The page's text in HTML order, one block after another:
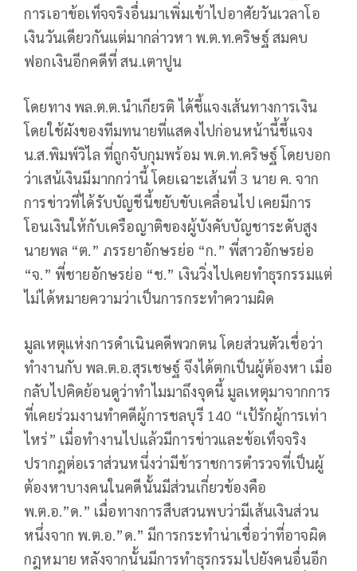
การเอาข้อเท็จจริงอื่นมาเพิ่มเข้าไปอาศัยวันเวลาโอ
เงินวันเดียวกันแต่มากล่าวหา พ.ต.ท.คริษฐ์ สมคบ
ฟอกเงินอีกคดีที่ สน.เตาปูน
โดยทาง พล.ต.ต.นำเกียรติ ได้ชี้แจงเส้นทางการเงิน
โดยใช้ผังของทีมทนายที่แสดงไปก่อนหน้านี้ชี้แจง
น.ส.พิมพ์วิไล ที่ถูกจับกุมพร้อม พ.ต.ท.คริษฐ์ โดยบอก
ว่าเสน้เงินมีมากกว่านี้ โดยเฉาะเส้นที่ 3 นาย ค. จาก
การข่าวที่ได้รับบัญชีนี้ขยับขับเคลื่อนไป เคยมีการ
โอนเงินให้กับเครือญาติของผู้บังคับบัญชาระดับสูง
นายพล “ต.” ภรรยาอักษรย่อ “ก.” พี่สาวอักษรย่อ
“จ.” พี่ชายอักษรย่อ “ช.” เงินวิ่งไปเคยทำธุรกรรมแต่
ไม่ได้หมายความว่าเป็นการกระทำความผิด
มูลเหตุแห่งการดำเนินคดีพวกตน โดยส่วนตัวเชื่อว่า
ทำงานกับ พล.ต.อ.สุรเชษฐ์ จึงได้ตกเป็นผู้ต้องหา เมื่อ
กลับไปคิดย้อนดูว่าทำไมมาถึงจุดนี้ มูลเหตุมาจากการ
ที่เคยร่วมงานทำคดีผู้การชลบุรี 140 “เป้รักผู้การเท่า
ไหร่” เมื่อทำงานไปแล้วมีการข่าวและข้อเท็จจริง
ปรากฎต่อเราส่วนหนึ่งว่ามีข้าราชการตำรวจที่เป็นผู้
ต้องหาบางคนในคดีนั้นมีส่วนเกี่ยวข้องคือ
พ.ต.อ.”ด.” เมื่อทางการสืบสวนพบว่ามีเส้นเงินส่วน
หนึ่งจาก พ.ต.อ.”ด.” มีการกระทำน่าเชื่อว่าที่อาจผิด
กฎหมาย หลังจากนั้นมีการทำธุรกรรมไปยังคนอื่นอีก